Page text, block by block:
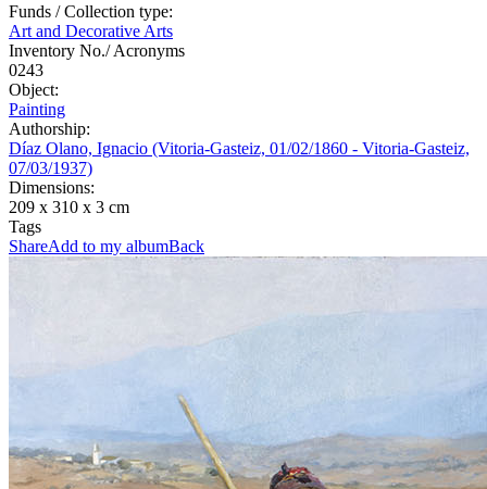
Funds / Collection type:
Art and Decorative Arts
Inventory No./ Acronyms
0243
Object:
Painting
Authorship:
Díaz Olano, Ignacio (Vitoria-Gasteiz, 01/02/1860 - Vitoria-Gasteiz,
07/03/1937)
Dimensions:
209 x 310 x 3 cm
Tags
ShareAdd to my albumBack